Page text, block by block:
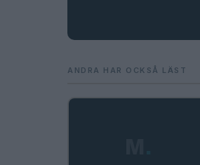
ANDRA HAR OCKSÅ LÄST